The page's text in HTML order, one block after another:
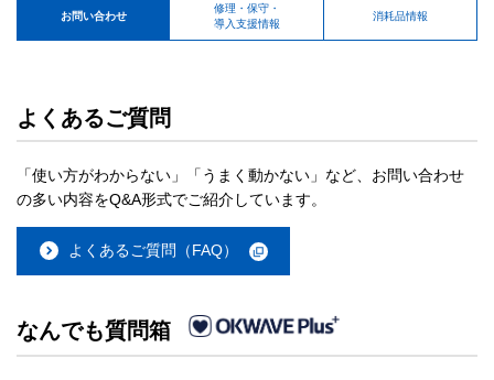
お問い合わせ
修理・保守・
導入支援情報
消耗品情報
よくあるご質問
「使い方がわからない」「うまく動かない」など、お問い合わせ
の多い内容をQ&A形式でご紹介しています。
よくあるご質問（FAQ）
なんでも質問箱